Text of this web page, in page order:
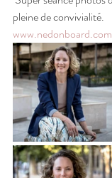
pleine de convivialité.
www.nedonboard.com